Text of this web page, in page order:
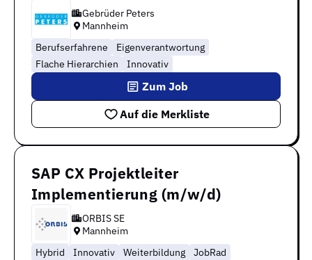
Gebrüder Peters
Mannheim
Berufserfahrene
Eigenverantwortung
Flache Hierarchien
Innovativ
Auf die Merkliste
Zum Job
SAP CX Projektleiter
Implementierung (m/w/d)
ORBIS SE
Mannheim
Hybrid
Innovativ Weiterbildung
JobRad